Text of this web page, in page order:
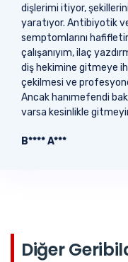
dişlerimi itiyor,
yaratıyor. Antibiyotik
semptomlarını
çalışanıyım, ilaç
diş hekimine gitmeye
çekilmesi ve
Ancak hanımefendi
varsa kesinlikle
B**** A***
Diğer